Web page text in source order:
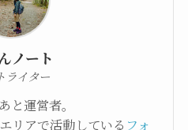
ノート
ライター
と運営者。
リアで活動している フォ